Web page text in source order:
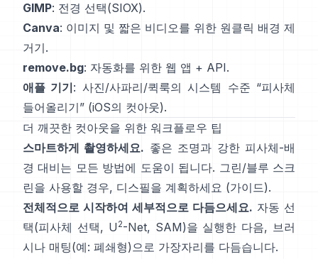
GIMP: 전경 선택(SIOX).
Canva: 이미지 및 짧은 비디오를 위한 원클릭 배경 제
거기.
remove.bg: 자동화를 위한 웹 앱 + API.
애플 기기: 사진/사파리/퀵룩의 시스템 수준 “피사체
들어올리기” (iOS의 컷아웃).
더 깨끗한 컷아웃을 위한 워크플로우 팁
스마트하게 촬영하세요. 좋은 조명과 강한 피사체-배
경 대비는 모든 방법에 도움이 됩니다. 그린/블루 스크
린을 사용할 경우, 디스필을 계획하세요 (가이드).
전체적으로 시작하여 세부적으로 다듬으세요. 자동 선
택(피사체 선택, U 2-Net, SAM)을 실행한 다음, 브러
시나 매팅(예: 폐쇄형)으로 가장자리를 다듬습니다.